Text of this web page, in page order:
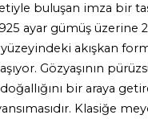
buluşan imza bir
ayar gümüş üzerine
akışkan
Gözyaşının
bir araya
Klasiğe